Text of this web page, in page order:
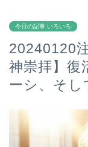
今日の記事 いろいろ
20240120
神崇拝】復
ーシ、そ